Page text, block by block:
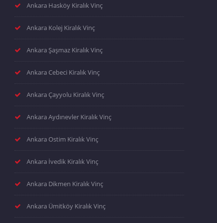
Ankara Hasköy Kiralık Vinç
Ankara Kolej Kiralık Vinç
Ankara Şaşmaz Kiralık Vinç
Ankara Cebeci Kiralık Vinç
Ankara Çayyolu Kiralık Vinç
Ankara Aydınevler Kiralık Vinç
Ankara Ostim Kiralık Vinç
Ankara İvedik Kiralık Vinç
Ankara Dikmen Kiralık Vinç
Ankara Ümitköy Kiralık Vinç